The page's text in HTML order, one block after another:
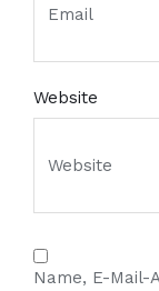
Website
Name, E-Mail-